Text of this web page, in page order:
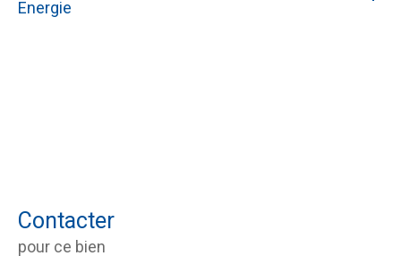
Energie
Contacter
pour ce bien